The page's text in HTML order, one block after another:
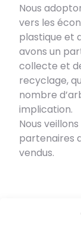
Nous
vers les
plastique et
avons un
collecte et
recyclage,
nombre
implication.
Nous
partenaires
vendus.